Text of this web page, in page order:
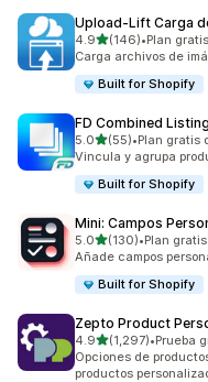
Upload‑Lift Carga
4.9de 5 estrellas
(146)
146 reseñas en total
•Plan
Carga archivos de
Built for Shopify
FD Combined
5.0de 5 estrellas
(55)
55 reseñas en total
•Plan gratis
Vincula y agrupa
Built for Shopify
Mini: Campos
5.0de 5 estrellas
(130)
130 reseñas en total
•Plan
Añade campos
Built for Shopify
Zepto Product
4.9de 5 estrellas
(1,297)
1297 reseñas en total
•Prueba
Opciones de
productos